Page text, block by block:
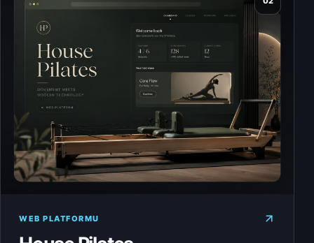
WEB PLATFORMU